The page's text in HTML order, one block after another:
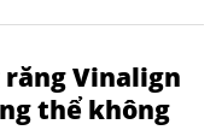
răng Vinalign
thể không